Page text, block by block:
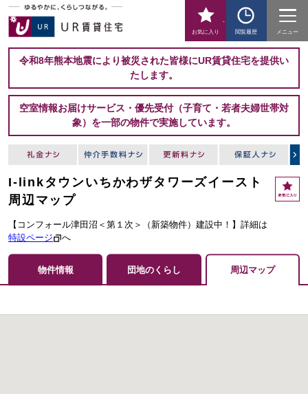
お気に入り
-
閲覧履歴
メニュー
令和8年熊本地震により被災された皆様にUR賃貸住宅を提供い
たします。
空室情報お届けサービス・優先受付（子育て・若者夫婦世帯対
象）を一部の物件で実施しています。
I-linkタウンいちかわザタワーズイースト
周辺マップ
【コンフォール津田沼＜第１次＞（新築物件）建設中！】詳細は
特設ページ
へ
物件情報 団地のくらし 周辺マップ